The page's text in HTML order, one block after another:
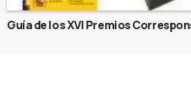
Guía de los XVI Premios